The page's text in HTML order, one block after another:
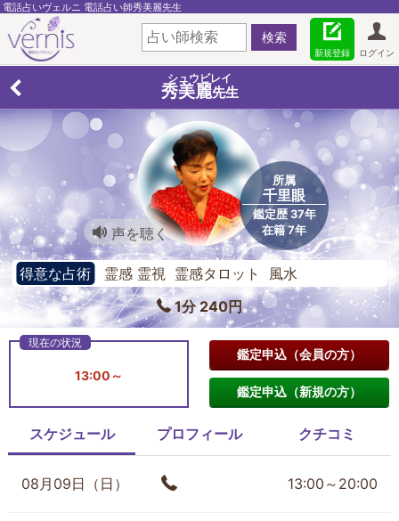
電話占いヴェルニ 電話占い師秀美麗先生
ログイン
新規登録
シュウビレイ
秀美麗先生
所属
千里眼
鑑定歴 37年
在籍 7年
声を聴く
得意な占術
霊感 霊視 霊感タロット 風水
1分 240円
13:00～
鑑定申込（会員の方）
鑑定申込（新規の方）
スケジュール プロフィール クチコミ
08月09日（日） 13:00～20:00